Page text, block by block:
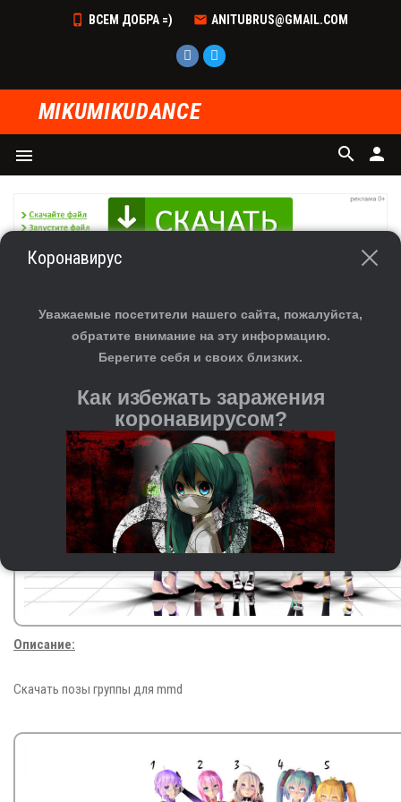
Коронавирус
Уважаемые посетители нашего сайта, пожалуйста,
обратите внимание на эту информацию.
Берегите себя и своих близких.
Как избежать заражения
коронавирусом?
Регулярно мойте руки с мылом и водой или
При чихании и кашле прикрывайте рот и нос
Старайтесь не трогать руками глаза, нос и рот — это
входные ворота для вируса.
Держитесь на расстоянии от людей с кашлем,
ВСЕМ ДОБРА =) ANITUBRUS@GMAIL.COM
MIKUMIKUDANCE
menu person
search
ГЛАВНАЯ»ФАЙЛЫ
СКАЧАТЬ ПОЗЫ ГРУППЫ ДЛЯ MMD
Описание:
Скачать позы группы для mmd